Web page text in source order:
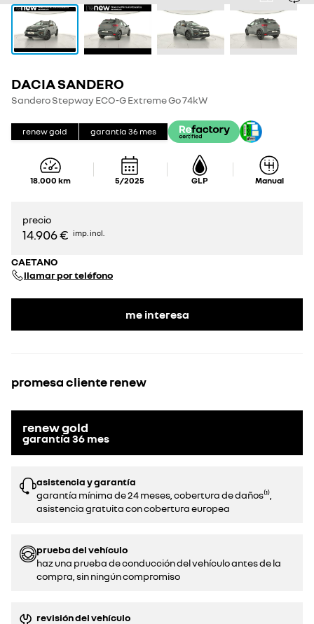
DACIA SANDERO
Sandero Stepway ECO-G Extreme Go 74kW
renew gold garantía 36 mes
18.000 km 5/2025 GLP Manual
precio
14.906 € imp. incl.
CAETANO
llamar por teléfono
me interesa
promesa cliente renew
renew gold
garantía 36 mes
asistencia y garantía
garantía mínima de 24 meses, cobertura de daños⁽¹⁾,
asistencia gratuita con cobertura europea
prueba del vehículo
haz una prueba de conducción del vehículo antes de la
compra, sin ningún compromiso
revisión del vehículo